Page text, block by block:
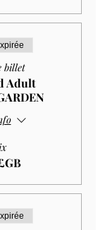
billet
Adult